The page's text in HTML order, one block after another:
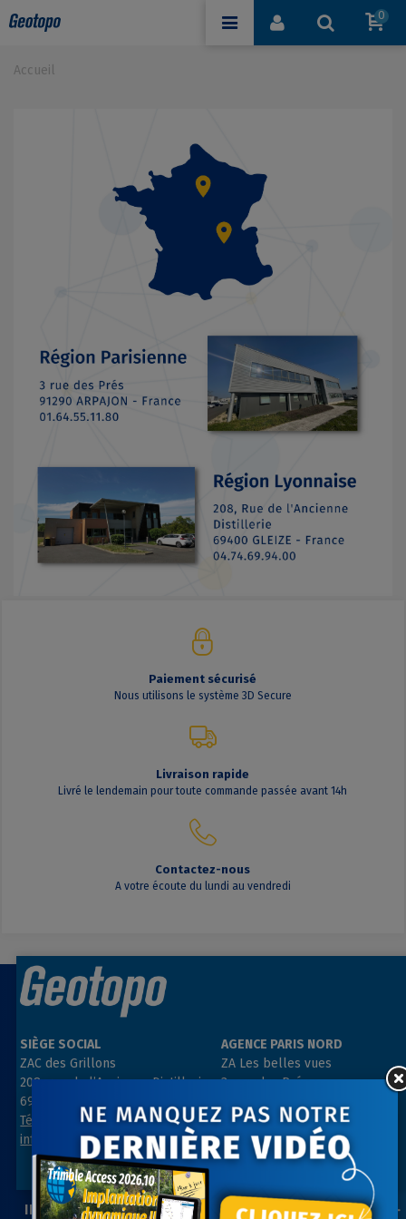
0
Accueil
Paiement sécurisé
Nous utilisons le système 3D Secure
Livraison rapide
Livré le lendemain pour toute commande passée avant 14h
Contactez-nous
A votre écoute du lundi au vendredi
SIÈGE SOCIAL
ZAC des Grillons
208, rue de l’Ancienne Distillerie
69400 GLEIZÉ
Tél : 04 74 69 94 00
info@geotopo.fr
AGENCE PARIS NORD
ZA Les belles vues
3, rue des Prés
Tél : 01 64 55 11 80
contact@geotopo.fr
INFORMATIONS